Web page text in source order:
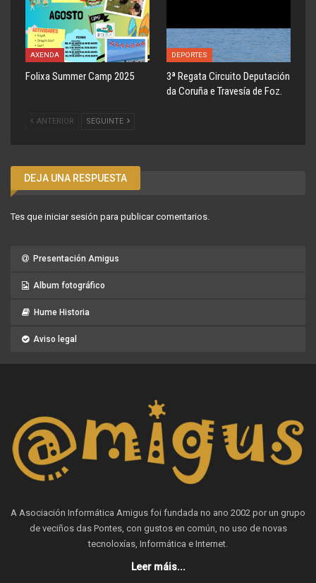
AXENDA
Folixa Summer Camp 2025
DEPORTES
3ª Regata Circuito Deputación
da Coruña e Travesía de Foz.
ANTERIOR SEGUINTE
DEJA UNA RESPUESTA
Tes que iniciar sesión para publicar comentarios.
Presentación Amigus
Album fotográfico
Hume Historia
Aviso legal
A Asociación Informática Amigus foi fundada no ano 2002 por un grupo
de veciños das Pontes, con gustos en común, no uso de novas
tecnoloxías, Informática e Internet.
Leer máis...